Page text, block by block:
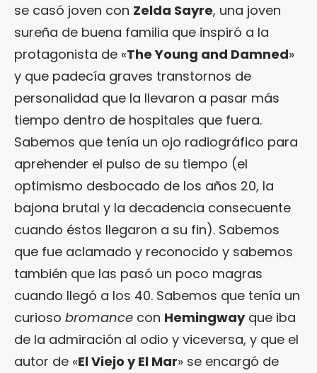
se casó joven con Zelda Sayre, una joven
sureña de buena familia que inspiró a la
protagonista de «The Young and Damned»
y que padecía graves transtornos de
personalidad que la llevaron a pasar más
tiempo dentro de hospitales que fuera.
Sabemos que tenía un ojo radiográfico para
aprehender el pulso de su tiempo (el
optimismo desbocado de los años 20, la
bajona brutal y la decadencia consecuente
cuando éstos llegaron a su fin). Sabemos
que fue aclamado y reconocido y sabemos
también que las pasó un poco magras
cuando llegó a los 40. Sabemos que tenía un
curioso bromance con Hemingwayque iba
de la admiración al odio y viceversa, y que el
autor de «El Viejo y El Mar» se encargó de